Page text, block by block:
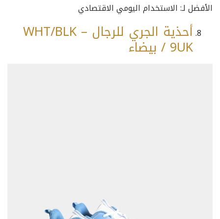
الأفضل لـ: الاستخدام اليومي الاقتصادي
أحذية الجري للرجال WHT/BLK –
9UK / بيضاء